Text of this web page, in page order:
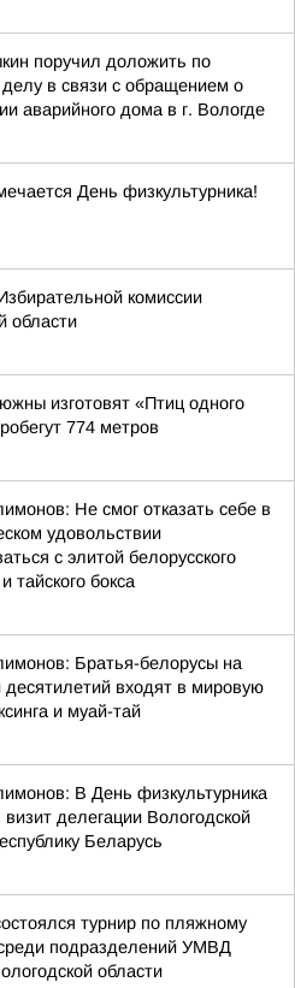
поручил доложить по
делу в связи с обращением о
аварийного дома в г. Вологде
День физкультурника!
комиссии
области
изготовят «Птиц одного
774 метров
Не смог отказать себе в
удовольствии
с элитой белорусского
тайского бокса
Братья-белорусы на
десятилетий входят в мировую
и муай-тай
В День физкультурника
делегации Вологодской
Беларусь
турнир по пляжному
подразделений УМВД
области